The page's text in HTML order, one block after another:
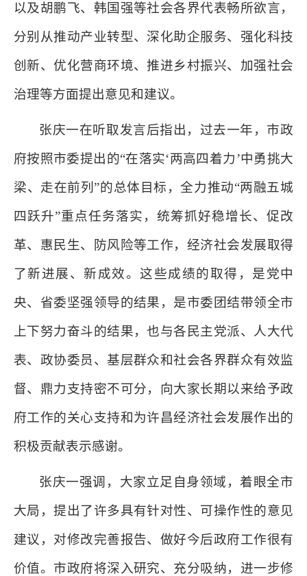
以及胡鹏飞、韩国强等社会各界代表畅所欲言，
分别从推动产业转型、深化助企服务、强化科技
创新、优化营商环境、推进乡村振兴、加强社会
治理等方面提出意见和建议。
张庆一在听取发言后指出，过去一年，市政
府按照市委提出的“在落实‘两高四着力’中勇挑大
梁、走在前列”的总体目标，全力推动“两融五城
四跃升”重点任务落实，统筹抓好稳增长、促改
革、惠民生、防风险等工作，经济社会发展取得
了新进展、新成效。这些成绩的取得，是党中
央、省委坚强领导的结果，是市委团结带领全市
上下努力奋斗的结果，也与各民主党派、人大代
表、政协委员、基层群众和社会各界群众有效监
督、鼎力支持密不可分，向大家长期以来给予政
府工作的关心支持和为许昌经济社会发展作出的
积极贡献表示感谢。
张庆一强调，大家立足自身领域，着眼全市
大局，提出了许多具有针对性、可操作性的意见
建议，对修改完善报告、做好今后政府工作很有
价值。市政府将深入研究、充分吸纳，进一步修